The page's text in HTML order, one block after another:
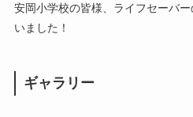
安岡小学校の皆様、ライフセーバ
いました！
ギャラリー